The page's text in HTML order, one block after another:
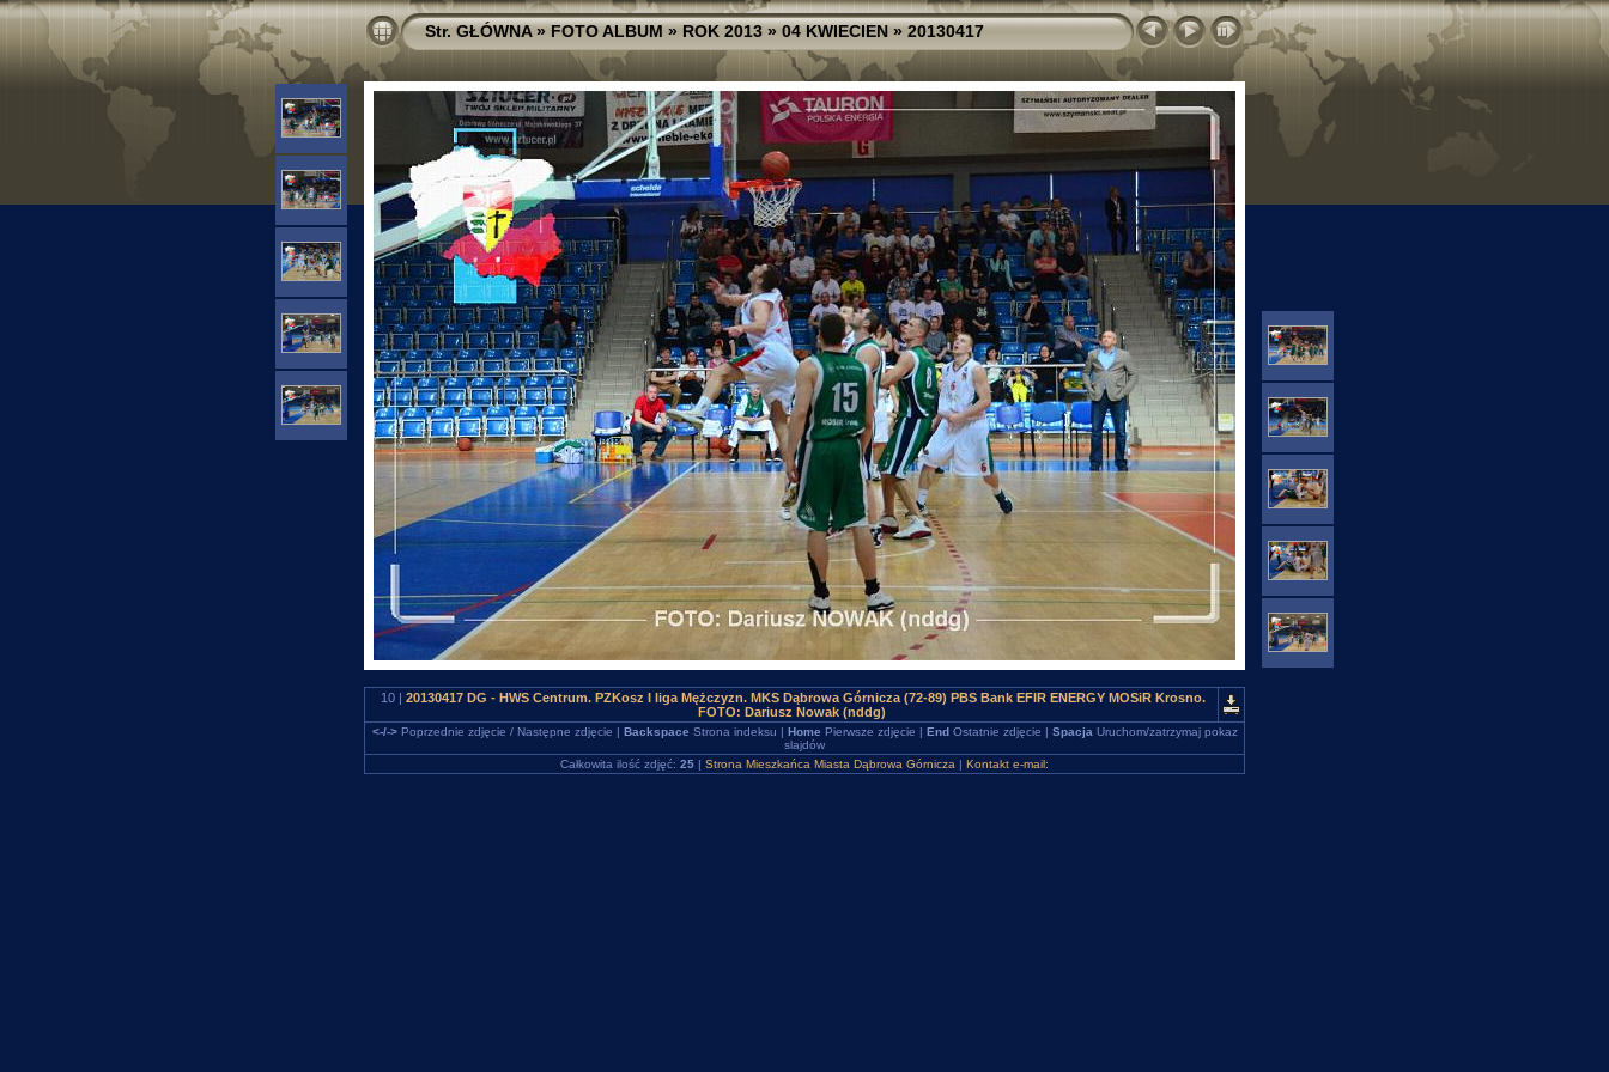
Str. GŁÓWNA»FOTO ALBUM»ROK 2013»04 KWIECIEN»20130417
10 | 20130417 DG - HWS Centrum. PZKosz I liga Mężczyzn. MKS Dąbrowa Górnicza (72-89) PBS Bank EFIR ENERGY MOSiR Krosno.
FOTO: Dariusz Nowak (nddg)
<-/->Poprzednie zdjęcie / Następne zdjęcie | Backspace Strona indeksu | Home Pierwsze zdjęcie | EndOstatnie zdjęcie | Spacja Uruchom/zatrzymaj pokaz
slajdów
Całkowita ilość zdjęć: 25 | Strona Mieszkańca Miasta Dąbrowa Górnicza | Kontakt e-mail: